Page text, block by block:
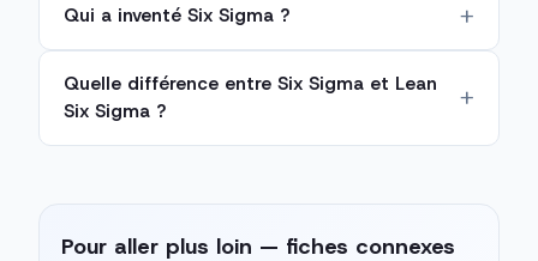
Qui a inventé Six Sigma ?
Quelle différence entre Six Sigma et Lean
Six Sigma ?
Pour aller plus loin — fiches connexes